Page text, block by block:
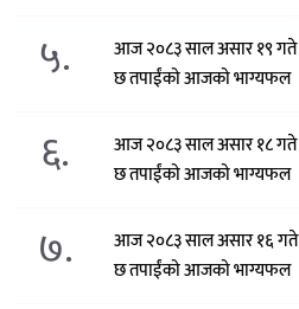
५.
आज २०८३ साल असार १९ गते
छ तपाईंको आजको भाग्यफल
६.
आज २०८३ साल असार १८ गते
छ तपाईंको आजको भाग्यफल
७.
आज २०८३ साल असार १६
छ तपाईंको आजको भाग्यफल